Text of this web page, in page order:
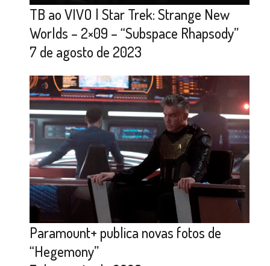
TB ao VIVO | Star Trek: Strange New
Worlds – 2×09 – “Subspace Rhapsody”
7 de agosto de 2023
Paramount+ publica novas fotos de
“Hegemony”